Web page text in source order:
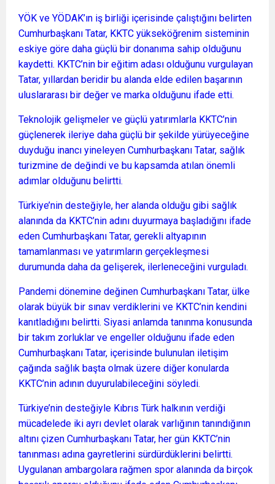
YÖK ve YÖDAK’ın iş birliği içerisinde çalıştığını belirten
Cumhurbaşkanı Tatar, KKTC yükseköğrenim sisteminin
eskiye göre daha güçlü bir donanıma sahip olduğunu
kaydetti. KKTC’nin bir eğitim adası olduğunu vurgulayan
Tatar, yıllardan beridir bu alanda elde edilen başarının
uluslararası bir değer ve marka olduğunu ifade etti.
Teknolojik gelişmeler ve güçlü yatırımlarla KKTC’nin
güçlenerek ileriye daha güçlü bir şekilde yürüyeceğine
duyduğu inancı yineleyen Cumhurbaşkanı Tatar, sağlık
turizmine de değindi ve bu kapsamda atılan önemli
adımlar olduğunu belirtti.
Türkiye’nin desteğiyle, her alanda olduğu gibi sağlık
alanında da KKTC’nin adını duyurmaya başladığını ifade
eden Cumhurbaşkanı Tatar, gerekli altyapının
tamamlanması ve yatırımların gerçekleşmesi
durumunda daha da gelişerek, ilerleneceğini vurguladı.
Pandemi dönemine değinen Cumhurbaşkanı Tatar, ülke
olarak büyük bir sınav verdiklerini ve KKTC’nin kendini
kanıtladığını belirtti. Siyasi anlamda tanınma konusunda
bir takım zorluklar ve engeller olduğunu ifade eden
Cumhurbaşkanı Tatar, içerisinde bulunulan iletişim
çağında sağlık başta olmak üzere diğer konularda
KKTC’nin adının duyurulabileceğini söyledi.
Türkiye’nin desteğiyle Kıbrıs Türk halkının verdiği
mücadelede iki ayrı devlet olarak varlığının tanındığının
altını çizen Cumhurbaşkanı Tatar, her gün KKTC’nin
tanınması adına gayretlerini sürdürdüklerini belirtti.
Uygulanan ambargolara rağmen spor alanında da birçok